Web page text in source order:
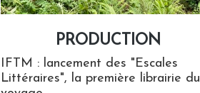
PRODUCTION
IFTM : lancement des "Escales
Littéraires", la première librairie du